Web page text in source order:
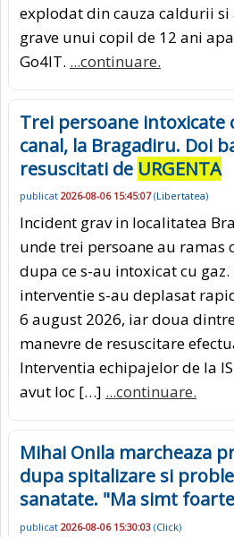
explodat din cauza caldurii
grave unui copil de 12 ani
Go4IT. ...continuare.
Trei persoane intoxicate
canal, la Bragadiru. Doi
resuscitati de URGENTA
publicat 2026-08-06 15:45:07(Libertatea)
Incident grav in localitatea
unde trei persoane au ramas
dupa ce s-au intoxicat cu
interventie s-au deplasat
6 august 2026, iar doua
manevre de resuscitare
Interventia echipajelor de la
avut loc […] ...continuare.
Mihai Onila marcheaza
dupa spitalizare si
sanatate. "Ma simt
publicat 2026-08-06 15:30:03 (Click)